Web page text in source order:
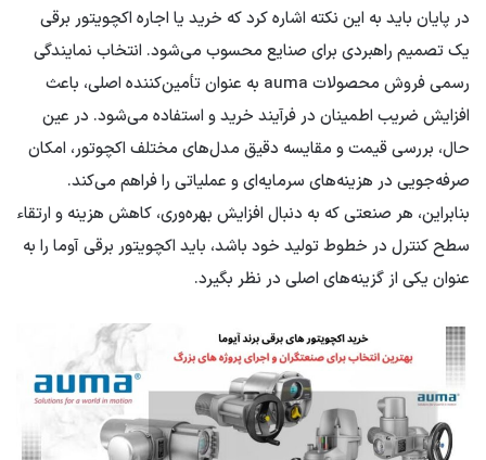
در پایان باید به این نکته اشاره کرد که خرید یا اجاره اکچویتور برقی
یک تصمیم راهبردی برای صنایع محسوب می‌شود. انتخاب نمایندگی
رسمی فروش محصولات auma به عنوان تأمین‌کننده اصلی، باعث
افزایش ضریب اطمینان در فرآیند خرید و استفاده می‌شود. در عین
حال، بررسی قیمت و مقایسه دقیق مدل‌های مختلف اکچوتور، امکان
صرفه‌جویی در هزینه‌های سرمایه‌ای و عملیاتی را فراهم می‌کند.
بنابراین، هر صنعتی که به دنبال افزایش بهره‌وری، کاهش هزینه و ارتقاء
سطح کنترل در خطوط تولید خود باشد، باید اکچویتور برقی آوما را به
عنوان یکی از گزینه‌های اصلی در نظر بگیرد.